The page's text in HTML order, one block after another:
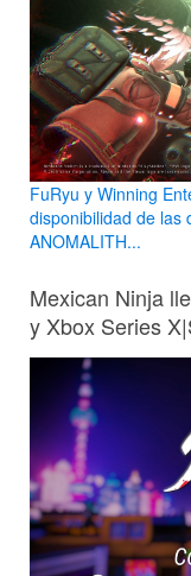
FuRyu y Winning
disponibilidad de las
ANOMALITH...
Mexican Ninja
y Xbox Series